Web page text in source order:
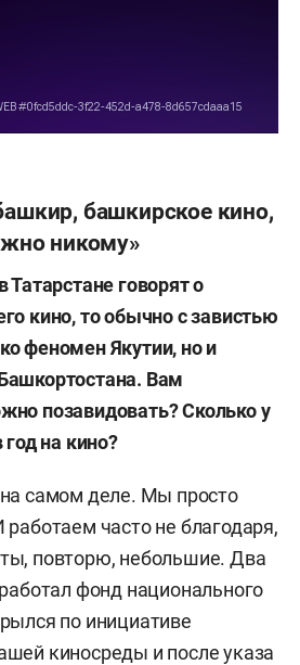
башкирское кино,
никому»
говорят о
кино, то обычно с завистью
феномен Якутии, но и
Вам
позавидовать? Сколько у
год на кино?
самом деле. Мы просто
часто не благодаря,
повторю, небольшие. Два
фонд национального
по инициативе
киносреды и после указа